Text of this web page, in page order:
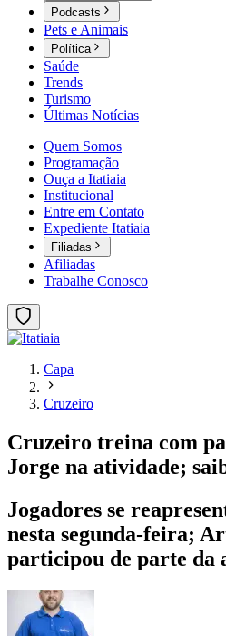
Podcasts
Pets e Animais
Política
Saúde
Trends
Turismo
Últimas Notícias
Quem Somos
Programação
Ouça a Itatiaia
Institucional
Entre em Contato
Expediente Itatiaia
Filiadas
Afiliadas
Trabalhe Conosco
Capa
Cruzeiro
Cruzeiro treina com
Jorge na atividade;
Jogadores se
nesta segunda-feira;
participou de parte da